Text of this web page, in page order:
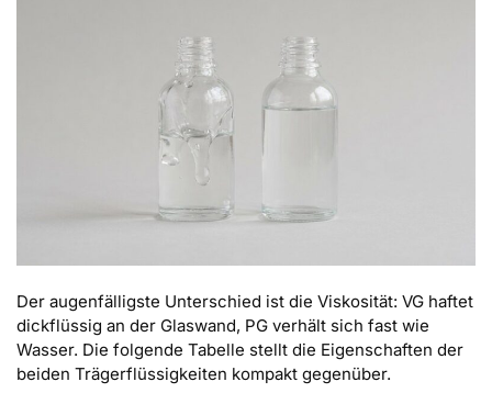
Der augenfälligste Unterschied ist die Viskosität: VG haftet
dickflüssig an der Glaswand, PG verhält sich fast wie
Wasser. Die folgende Tabelle stellt die Eigenschaften der
beiden Trägerflüssigkeiten kompakt gegenüber.